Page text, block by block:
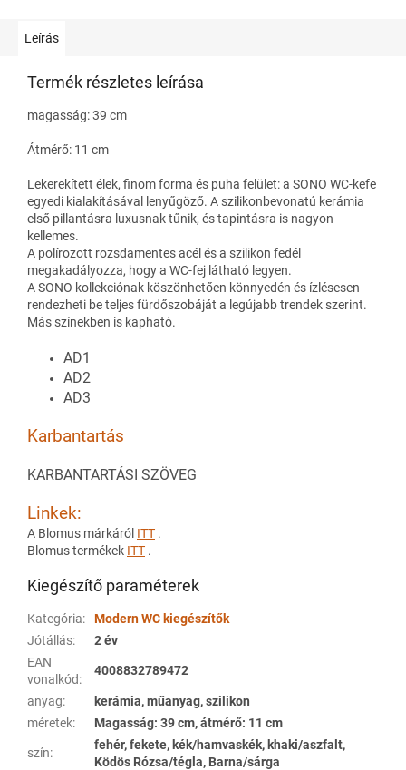
Leírás
Termék részletes leírása
magasság: 39 cm
Átmérő: 11 cm
Lekerekített élek, finom forma és puha felület: a SONO WC-kefe
egyedi kialakításával lenyűgöző. A szilikonbevonatú kerámia
első pillantásra luxusnak tűnik, és tapintásra is nagyon
kellemes.
A polírozott rozsdamentes acél és a szilikon fedél
megakadályozza, hogy a WC-fej látható legyen.
A SONO kollekciónak köszönhetően könnyedén és ízlésesen
rendezheti be teljes fürdőszobáját a legújabb trendek szerint.
Más színekben is kapható.
AD1
AD2
AD3
Karbantartás
KARBANTARTÁSI SZÖVEG
Linkek:
A Blomus márkáról ITT .
Blomus termékek ITT .
Kiegészítő paraméterek
Kategória:
Modern WC kiegészítők
Jótállás:
2 év
EAN
vonalkód:
4008832789472
anyag:
kerámia, műanyag, szilikon
méretek: Magasság: 39 cm, átmérő: 11 cm
szín:
fehér, fekete, kék/hamvaskék, khaki/aszfalt,
Ködös Rózsa/tégla, Barna/sárga